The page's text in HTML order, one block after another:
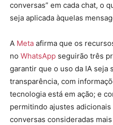
conversas” em cada chat, o
seja aplicada àquelas
A Meta afirma que os
no WhatsApp seguirão três
garantir que o uso da IA seja
transparência, com
tecnologia está em ação; e
permitindo ajustes adicionais
conversas consideradas